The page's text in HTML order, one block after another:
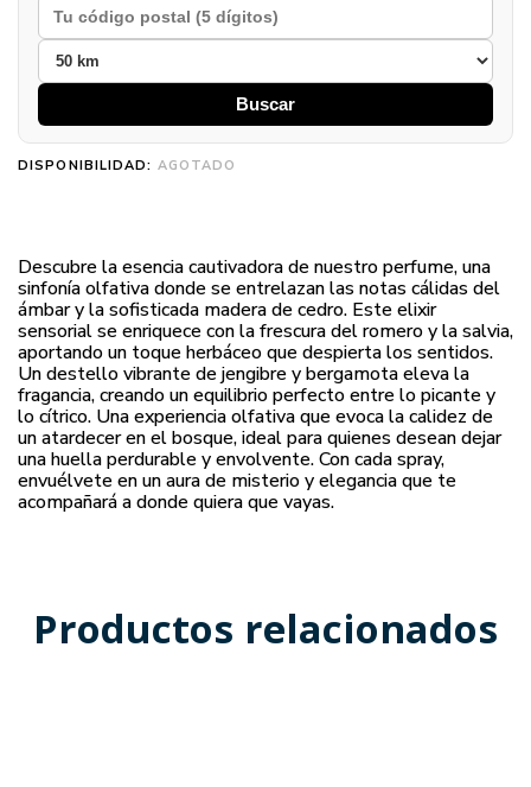
Buscar
DISPONIBILIDAD: AGOTADO
Descubre la esencia cautivadora de nuestro perfume, una
sinfonía olfativa donde se entrelazan las notas cálidas del
ámbar y la sofisticada madera de cedro. Este elixir
sensorial se enriquece con la frescura del romero y la salvia,
aportando un toque herbáceo que despierta los sentidos.
Un destello vibrante de jengibre y bergamota eleva la
fragancia, creando un equilibrio perfecto entre lo picante y
lo cítrico. Una experiencia olfativa que evoca la calidez de
un atardecer en el bosque, ideal para quienes desean dejar
una huella perdurable y envolvente. Con cada spray,
envuélvete en un aura de misterio y elegancia que te
acompañará a donde quiera que vayas.
Productos relacionados